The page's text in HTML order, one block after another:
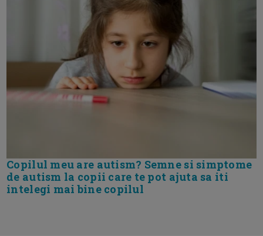
Copilul meu are autism? Semne si simptome
de autism la copii care te pot ajuta sa iti
intelegi mai bine copilul